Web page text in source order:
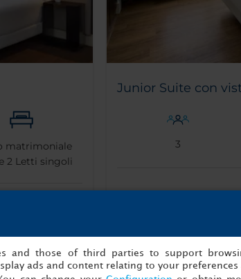
matrimoniale
2 Letti singoli
Doccia effetto
pioggia
Junior Suite con
3
and those of third parties to support
ads and content relating to your preferences